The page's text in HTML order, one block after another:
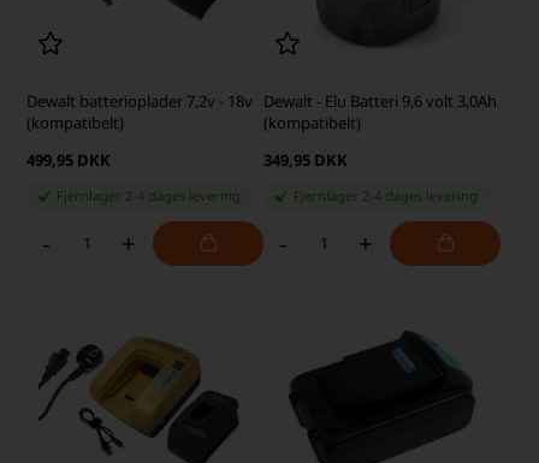
Dewalt batterioplader 7,2v - 18v
(kompatibelt)
499,95 DKK
Fjernlager 2-4 dages levering
- +
Dewalt - Elu Batteri 9,6 volt 3,0Ah
(kompatibelt)
349,95 DKK
Fjernlager 2-4 dages levering
- +